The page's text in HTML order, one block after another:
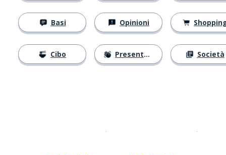
Basi
Cibo
Opinioni
Presentarsi Società